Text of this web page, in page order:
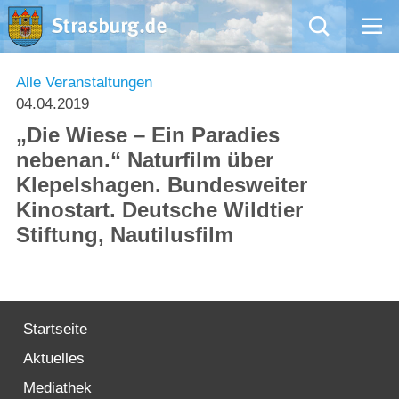
Mängelmeldung
Rathaus
Natur – Kultur – Tourismus
Willkommen in Strasburg (Uckermark)
Alle Veranstaltungen
04.04.2019
„Die Wiese – Ein Paradies
nebenan.“ Naturfilm über
Klepelshagen. Bundesweiter
Kinostart. Deutsche Wildtier
Stiftung, Nautilusfilm
Startseite
Aktuelles
Mediathek